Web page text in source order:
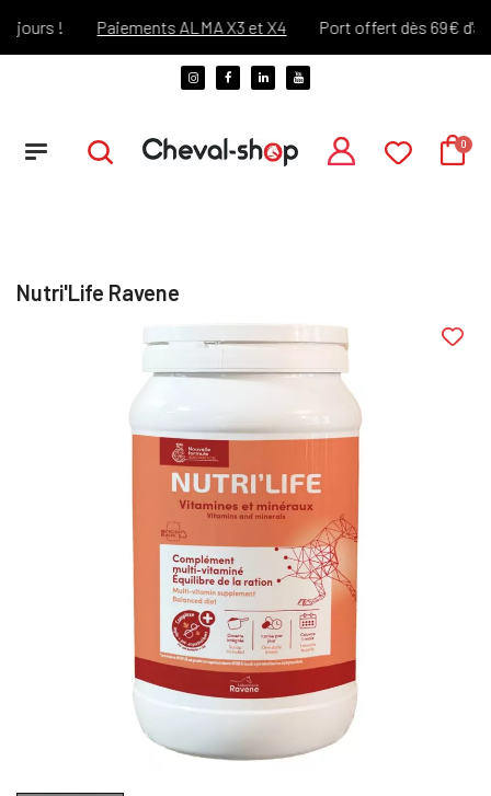
! Paiements ALMA X3 et X4 Port offert dès 69€
Nutri'Life Ravene